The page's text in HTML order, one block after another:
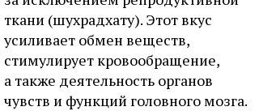
ткани (шухрадхату). Этот вкус
усиливает обмен веществ,
стимулирует кровообращение,
а также деятельность органов
чувств и функций головного мозга.